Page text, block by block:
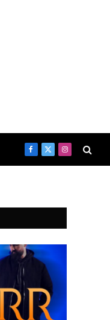
Facebook
X
(Twitter)
Instagram